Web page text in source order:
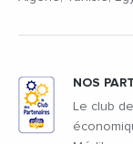
NOS
Le club